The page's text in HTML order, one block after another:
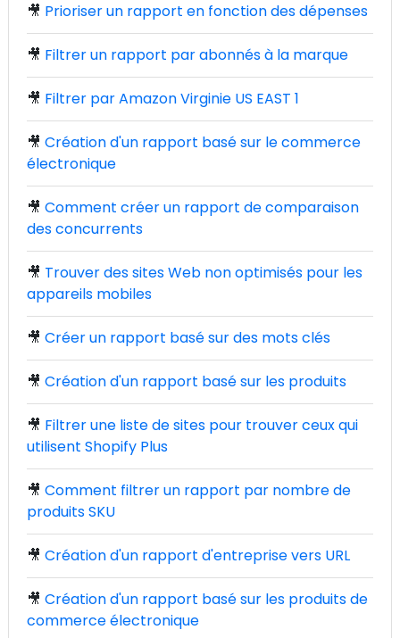
🎥 Prioriser un rapport en fonction des dépenses
🎥 Filtrer un rapport par abonnés à la marque
🎥 Filtrer par Amazon Virginie US EAST 1
🎥 Création d'un rapport basé sur le commerce
électronique
🎥 Comment créer un rapport de comparaison
des concurrents
🎥 Trouver des sites Web non optimisés pour les
appareils mobiles
🎥 Créer un rapport basé sur des mots clés
🎥 Création d'un rapport basé sur les produits
🎥 Filtrer une liste de sites pour trouver ceux qui
utilisent Shopify Plus
🎥 Comment filtrer un rapport par nombre de
produits SKU
🎥 Création d'un rapport d'entreprise vers URL
🎥 Création d'un rapport basé sur les produits de
commerce électronique